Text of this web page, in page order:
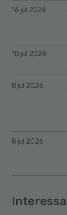
16 jul 2026
10 jul 2026
8 jul 2026
8 jul 2026